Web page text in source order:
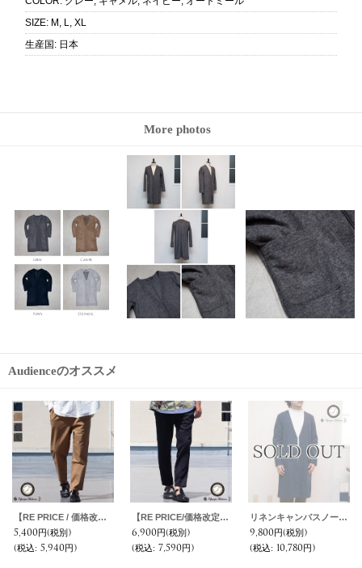
SIZE: M, L, XL
生産国: 日本
More photos
Audienceのオススメ
【RE PRICE / 価格改定】馬布ワイド2タックイージーアンクル【MADE IN JAPAN】『日本製』 / Upscape Audience
5,400円(税別)
(税込: 5,940円)
【RE PRICE/価格改定】サマーウール調ツイルストレッチ2タックイージーアンクルパンツ【MADE IN JAPAN】『日本製』/ Upscape Audience
6,900円(税別)
(税込: 7,590円)
リネンキャンバスノーカラーコート / Upscape Audience
9,800円(税別)
(税込: 10,780円)